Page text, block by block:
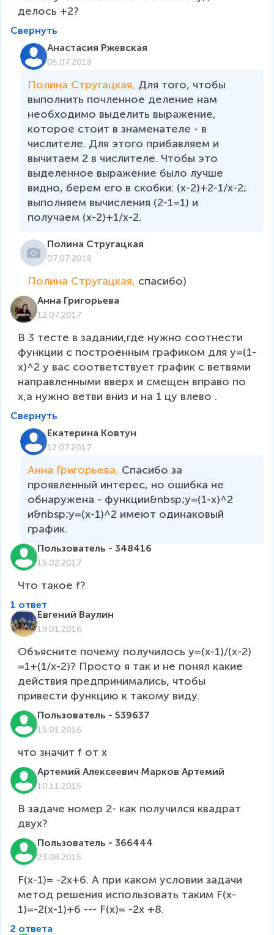
делось +2?
Свернуть
Анастасия Ржевская
05.07.2018
Полина Стругацкая, Для того, чтобы
выполнить почленное деление нам
необходимо выделить выражение,
которое стоит в знаменателе - в
числителе. Для этого прибавляем и
вычитаем 2 в числителе. Чтобы это
выделенное выражение было лучше
видно, берем его в скобки: (х-2)+2-1/х-2;
выполняем вычисления (2-1=1) и
получаем (х-2)+1/х-2.
Полина Стругацкая
07.07.2018
Полина Стругацкая, спасибо)
Анна Григорьева
12.07.2017
В 3 тесте в задании,где нужно соотнести
функции с построенным графиком для у=(1-
х)^2 у вас соответствует график с ветвями
направленными вверх и смещен вправо по
х,а нужно ветви вниз и на 1 цу влево .
Свернуть
Екатерина Ковтун
12.07.2017
Анна Григорьева, Спасибо за
проявленный интерес, но ошибка не
обнаружена - функции&nbsp;у=(1-х)^2
и&nbsp;у=(x-1)^2 имеют одинаковый
график.
Пользователь - 348416
15.02.2017
1 ответ
Евгений Ваулин
19.01.2016
Объясните почему получилось y=(x-1)/(x-2)
=1+(1/x-2)? Просто я так и не понял какие
действия предпринимались, чтобы
привести функцию к такому виду.
Пользователь - 539637
15.01.2016
что значит f от x
Артемий Алексеевич Марков Артемий
10.11.2015
В задаче номер 2- как получился квадрат
двух?
Пользователь - 366444
23.08.2015
F(x-1)= -2x+6. А при каком условии задачи
метод решения использовать таким F(x-
1)=-2(x-1)+6 --- F(x)= -2x +8.
2 ответа